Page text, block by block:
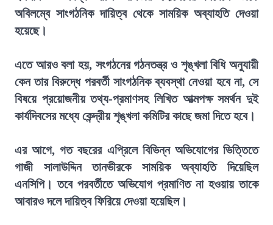
অবিলম্বে সাংগঠনিক দায়িত্ব থেকে সাময়িক অব্যাহতি দেওয়া
হয়েছে।
এতে আরও বলা হয়, সংগঠনের গঠনতন্ত্র ও শৃঙ্খলা বিধি অনুযায়ী
কেন তার বিরুদ্ধে পরবর্তী সাংগঠনিক ব্যবস্থা নেওয়া হবে না, সে
বিষয়ে প্রয়োজনীয় তথ্য-প্রমাণসহ লিখিত আত্মপক্ষ সমর্থন দুই
কার্যদিবসের মধ্যে কেন্দ্রীয় শৃঙ্খলা কমিটির কাছে জমা দিতে হবে।
এর আগে, গত বছরের এপ্রিলে বিভিন্ন অভিযোগের ভিত্তিতে
গাজী সালাউদ্দিন তানভীরকে সাময়িক অব্যাহতি দিয়েছিল
এনসিপি। তবে পরবর্তীতে অভিযোগ প্রমাণিত না হওয়ায় তাকে
আবারও দলে দায়িত্ব ফিরিয়ে দেওয়া হয়েছিল।